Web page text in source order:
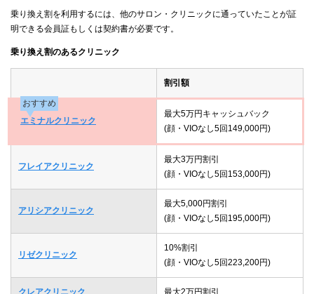
乗り換え割を利用するには、他のサロン・クリニックに通っていたことが証
明できる会員証もしくは契約書が必要です。
乗り換え割のあるクリニック
割引額
おすすめ
エミナルクリニック
最大5万円キャッシュバック
(顔・VIOなし5回149,000円)
フレイアクリニック
最大3万円割引
(顔・VIOなし5回153,000円)
アリシアクリニック
最大5,000円割引
(顔・VIOなし5回195,000円)
リゼクリニック
10%割引
(顔・VIOなし5回223,200円)
クレアクリニック 最大2万円割引